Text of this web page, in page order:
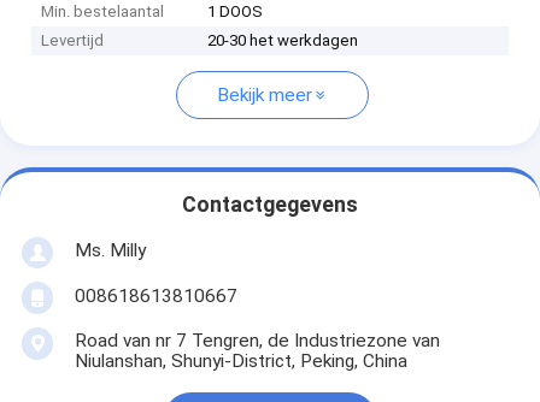
Min. bestelaantal
1 DOOS
Levertijd
20-30 het werkdagen
Bekijk meer
Contactgegevens
Ms. Milly
008618613810667
Road van nr 7 Tengren, de Industriezone van
Niulanshan, Shunyi-District, Peking, China